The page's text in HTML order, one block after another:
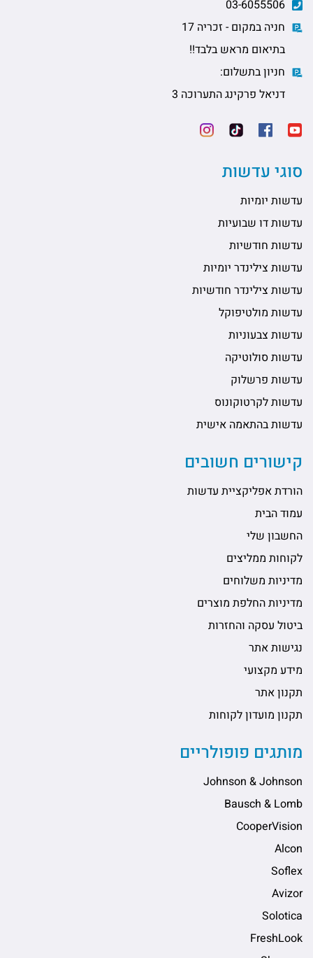
חניה במקום - זכריה 17
בתיאום מראש בלבד!!
חניון בתשלום:
דניאל פרקינג התערוכה 3
סוגי עדשות
עדשות יומיות
עדשות דו שבועיות
עדשות חודשיות
עדשות צילינדר יומיות
עדשות צילינדר חודשיות
עדשות מולטיפוקל
עדשות צבעוניות
עדשות סולוטיקה
עדשות פרשלוק
עדשות לקרטוקונוס
עדשות בהתאמה אישית
קישורים חשובים
הורדת אפליקציית עדשות
עמוד הבית
החשבון שלי
לקוחות ממליצים
מדיניות משלוחים
מדיניות החלפת מוצרים
ביטול עסקה והחזרות
נגישות אתר
מידע מקצועי
תקנון אתר
תקנון מועדון לקוחות
מותגים פופולריים
Johnson & Johnson
Bausch & Lomb
CooperVision
Alcon
Soflex
Avizor
Solotica
FreshLook